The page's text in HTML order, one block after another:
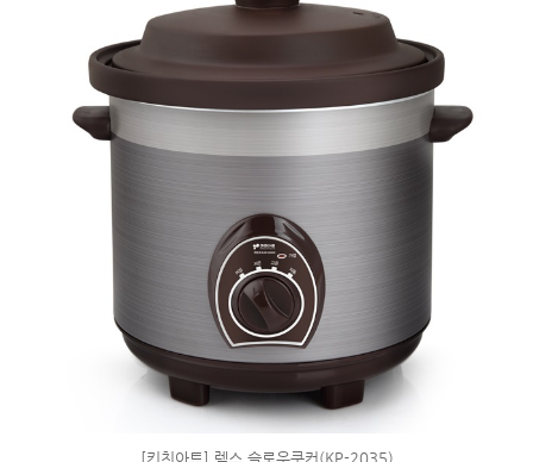
[키친아트] 렉스 슬로우쿠커(KP-2035)